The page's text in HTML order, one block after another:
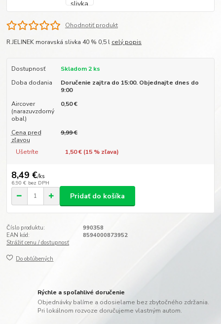
Ohodnotiť produkt
R.JELINEK moravská slivka 40 % 0,5 l celý popis
Dostupnosť
Skladom 2 ks
Doba dodania
Doručenie zajtra do 15:00. Objednajte dnes do
9:00
Aircover
(narazuvzdorný
obal)
0,50 €
Cena pred
zľavou
9,99 €
Ušetríte 1,50 € (15% zľava)
8,49 €/ks
6,90 € bez DPH
Pridať do košíka
Číslo produktu:
990358
EAN kód:
8594000873952
Strážiť cenu / dostupnosť
Do obľúbených
Rýchle a spoľahlivé doručenie
Objednávky balíme a odosielame bez zbytočného zdržania.
Pri lokálnom rozvoze doručujeme vlastným autom.